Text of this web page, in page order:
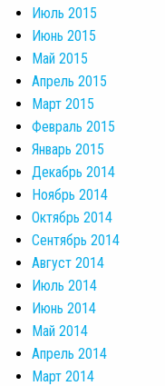
Июль 2015
Июнь 2015
Май 2015
Апрель 2015
Март 2015
Февраль 2015
Январь 2015
Декабрь 2014
Ноябрь 2014
Октябрь 2014
Сентябрь 2014
Август 2014
Июль 2014
Июнь 2014
Май 2014
Апрель 2014
Март 2014